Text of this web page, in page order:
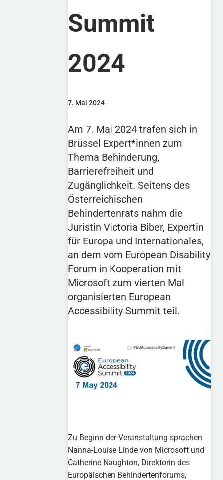
Summit
2024
7. Mai 2024
Am 7. Mai 2024 trafen sich in
Brüssel Expert*innen zum
Thema Behinderung,
Barrierefreiheit und
Zugänglichkeit. Seitens des
Österreichischen
Behindertenrats nahm die
Juristin Victoria Biber, Expertin
für Europa und Internationales,
an dem vom European Disability
Forum in Kooperation mit
Microsoft zum vierten Mal
organisierten European
Accessibility Summit teil.
Zu Beginn der Veranstaltung sprachen
Nanna-Louise Linde von Microsoft und
Catherine Naughton, Direktorin des
Europäischen Behindertenforums,